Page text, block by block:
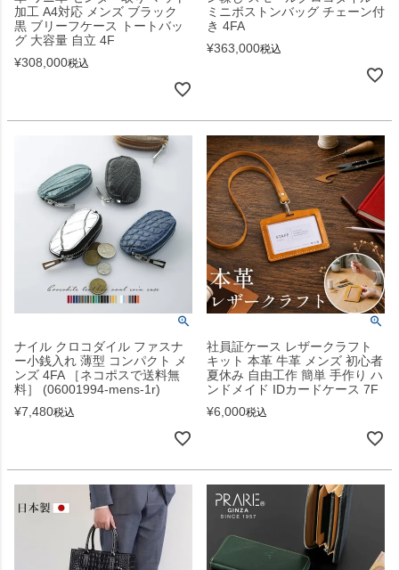
加工 A4対応 メンズ ブラック
黒 ブリーフケース トートバッ
グ 大容量 自立 4F
¥308,000税込
ミニボストンバッグ チェーン付
き 4FA
¥363,000税込
ナイル クロコダイル ファスナ
ー小銭入れ 薄型 コンパクト メ
ンズ 4FA ［ネコポスで送料無
料］ (06001994-mens-1r)
¥7,480税込
社員証ケース レザークラフト
キット 本革 牛革 メンズ 初心者
夏休み 自由工作 簡単 手作り ハ
ンドメイド IDカードケース 7F
¥6,000税込